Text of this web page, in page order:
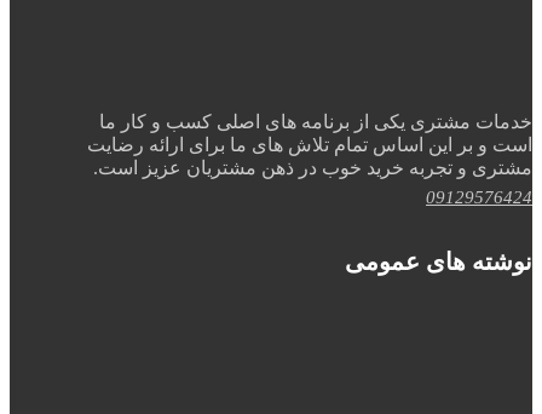
خدمات مشتری یکی از برنامه های اصلی کسب و کار ما
است و بر این اساس تمام تلاش های ما برای ارائه رضایت
مشتری و تجربه خرید خوب در ذهن مشتریان عزیز است.
09129576424
نوشته های عمومی